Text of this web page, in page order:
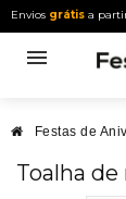
Envios grátis a
Festas de
Toalha